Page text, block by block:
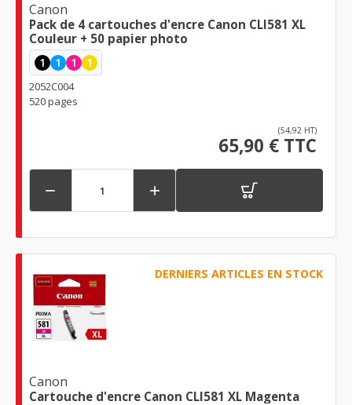
Canon
Pack de 4 cartouches d'encre Canon CLI581 XL
Couleur + 50 papier photo
1 1 1 1
2052C004
520 pages
(54,92 HT)
65,90 € TTC
 
DERNIERS ARTICLES EN STOCK
Canon
Cartouche d'encre Canon CLI581 XL Magenta